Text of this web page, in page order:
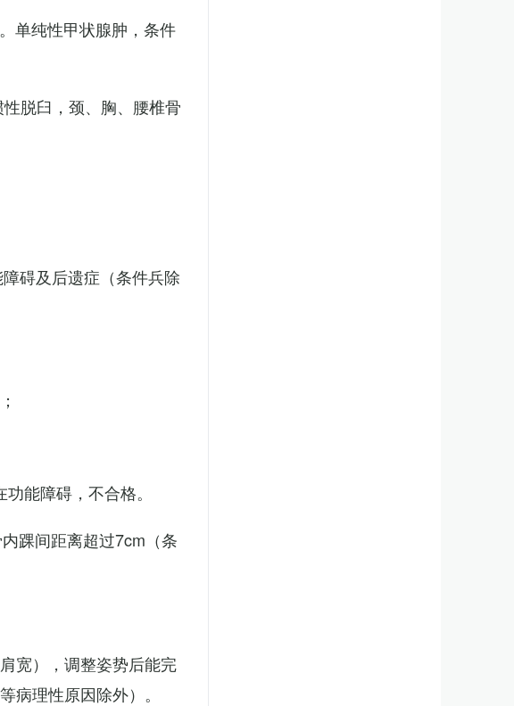
单纯性甲状腺肿，条件
脱臼，颈、胸、腰椎骨
碍及后遗症（条件兵除
能障碍，不合格。
踝间距离超过7cm（条
宽），调整姿势后能完
病理性原因除外）。